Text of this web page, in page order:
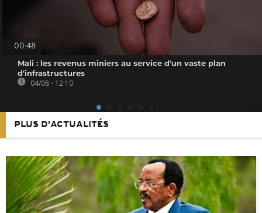
00:48
Mali : les revenus miniers au service d'un vaste plan
d'infrastructures
04/08 - 12:10
PLUS D'ACTUALITÉS